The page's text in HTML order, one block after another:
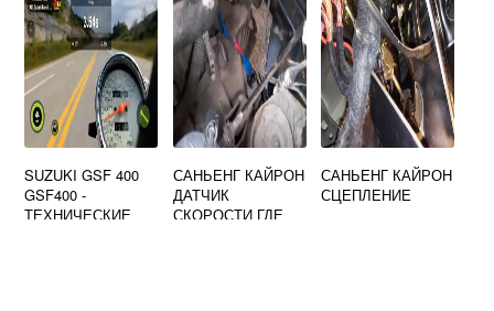
SUZUKI GSF 400
GSF400 -
ТЕХНИЧЕСКИЕ
САНЬЕНГ КАЙРОН
ДАТЧИК
СКОРОСТИ ГДЕ
САНЬЕНГ КАЙРОН
СЦЕПЛЕНИЕ